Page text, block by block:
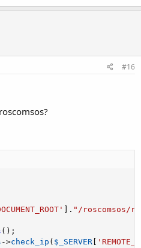
#16
. "/roscomsos/
( ) ;
->check_ip ( $_SERVER